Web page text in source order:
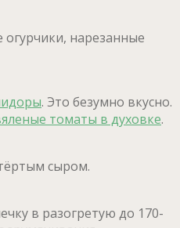
нарезанные
. Это безумно вкусно.
томаты в духовке.
сыром.
в разогретую до 170-